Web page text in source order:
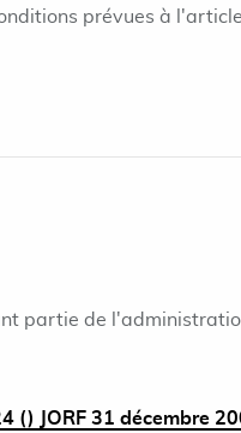
prévues à l'article
partie de
() JORF 31 décembre